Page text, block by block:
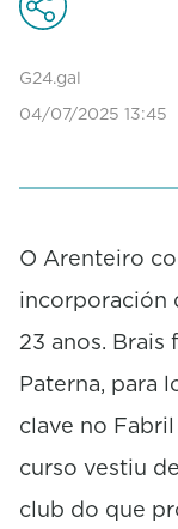
G24.gal
04/07/2025 13:45
O Arenteiro
incorporación
23 anos. Brais
Paterna, para
clave no
curso vestiu
club do que